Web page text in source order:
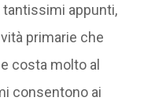
appunti,
primarie che
costa molto al
consentono ai